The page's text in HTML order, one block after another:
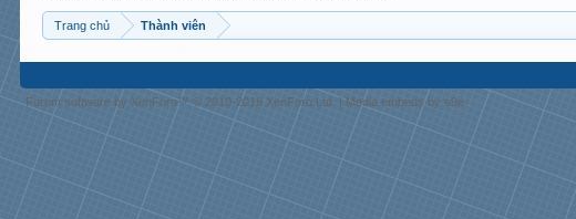
Trang chủ Thành viên
Forum software by XenForo™© 2010-2018 XenForo Ltd. | Media embeds by s9e